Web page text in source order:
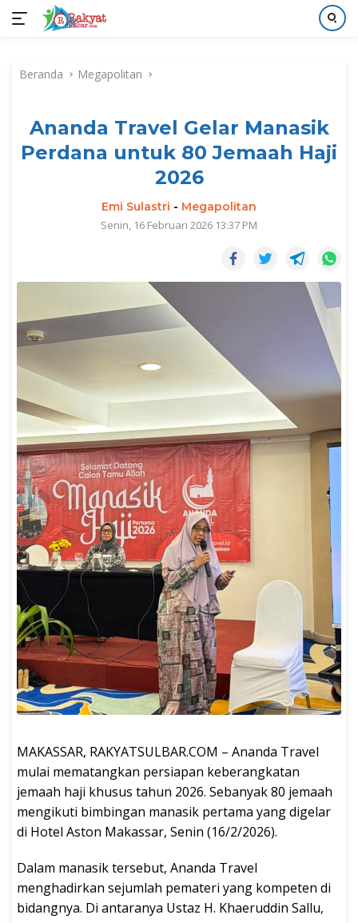
kontenBeranda Megapolitan
Ananda Travel Gelar Manasik
Perdana untuk 80 Jemaah Haji
2026
Emi Sulastri - Megapolitan
Senin, 16 Februari 2026 13:37 PM
MAKASSAR, RAKYATSULBAR.COM – Ananda Travel
mulai mematangkan persiapan keberangkatan
jemaah haji khusus tahun 2026. Sebanyak 80 jemaah
mengikuti bimbingan manasik pertama yang digelar
di Hotel Aston Makassar, Senin (16/2/2026).
Dalam manasik tersebut, Ananda Travel
menghadirkan sejumlah pemateri yang kompeten di
bidangnya. Di antaranya Ustaz H. Khaeruddin Sallu,